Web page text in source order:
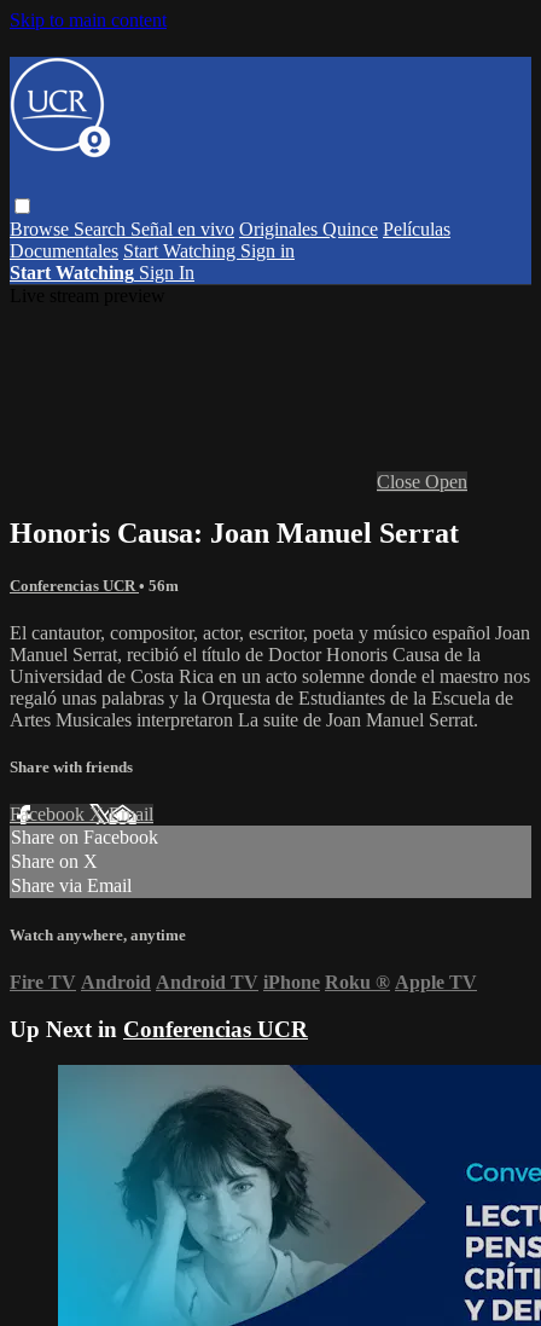
Skip to main content
Browse Search Señal en vivo Originales Quince Películas
Documentales Start Watching Sign in
Start Watching Sign In
Close Open
Honoris Causa: Joan Manuel Serrat
Conferencias UCR • 56m
El cantautor, compositor, actor, escritor, poeta y músico español Joan
Manuel Serrat, recibió el título de Doctor Honoris Causa de la
Universidad de Costa Rica en un acto solemne donde el maestro nos
regaló unas palabras y la Orquesta de Estudiantes de la Escuela de
Artes Musicales interpretaron La suite de Joan Manuel Serrat.
Share with friends
Facebook XEmail
Share on Facebook
Share on X
Share via Email
Watch anywhere, anytime
Fire TV Android Android TV iPhone Roku ® Apple TV
Up Next in Conferencias UCR